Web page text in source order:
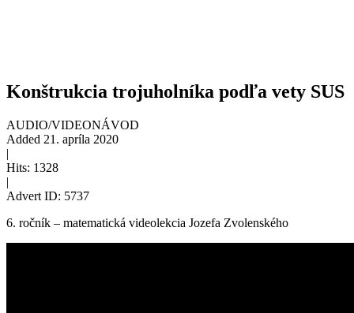
Konštrukcia trojuholníka podľa vety SUS
AUDIO/VIDEONÁVOD
Added 21. apríla 2020
|
Hits: 1328
|
Advert ID: 5737
6. ročník – matematická videolekcia Jozefa Zvolenského